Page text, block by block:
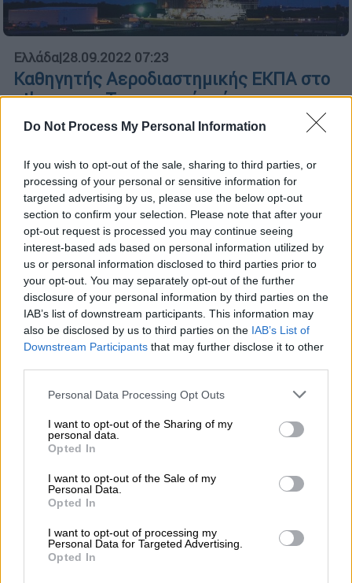
Do Not Process My Personal Information
If you wish to opt-out of the sale, sharing to third parties, or
processing of your personal or sensitive information for
targeted advertising by us, please use the below opt-out
section to confirm your selection. Please note that after your
opt-out request is processed you may continue seeing
interest-based ads based on personal information utilized by
us or personal information disclosed to third parties prior to
your opt-out. You may separately opt-out of the further
disclosure of your personal information by third parties on the
IAB’s list of downstream participants. This information may
also be disclosed by us to third parties on the IAB’s List of
Downstream Participants that may further disclose it to other
Please note that this website/app uses one or more Google
not limited to your visit or usage behaviour. You may click to
grant or deny consent to Google and its third-party tags to
use your data for below specified purposes in below Google
consent section.
Personal Data Processing Opt Outs
I want to opt-out of the Sharing of my
personal data.
Opted In
I want to opt-out of the Sale of my
Personal Data.
Opted In
I want to opt-out of processing my
Personal Data for Targeted Advertising.
Opted In
Ελλάδα|28.09.2022 07:23
Καθηγητής Αεροδιαστημικής ΕΚΠΑ στο
ethnos.gr: «Το ιστορικό επίτευγμα
εκτροπής αστεροειδούς έχει και
ελληνική υπογραφή»
Ο καθηγητής Βάιος Λάππας αποκαλύπτει
πως κάτω από την ιστορική επιτυχία
εκτροπής αστεροειδούς του
Πανεπιστημίου «Τζον Χόπκινς» υπάρχει
και ελληνική υπογραφή
ΑΛΛΑ #TAGS
ΕΚΠΑ
Αεροδιαστημική
μηχανογραφικό δελτίο
Ευρωπαϊκός Οργανισμός Διαστήματος
Σταμάτης Κριμιζής
Χελμός
φοιτητές